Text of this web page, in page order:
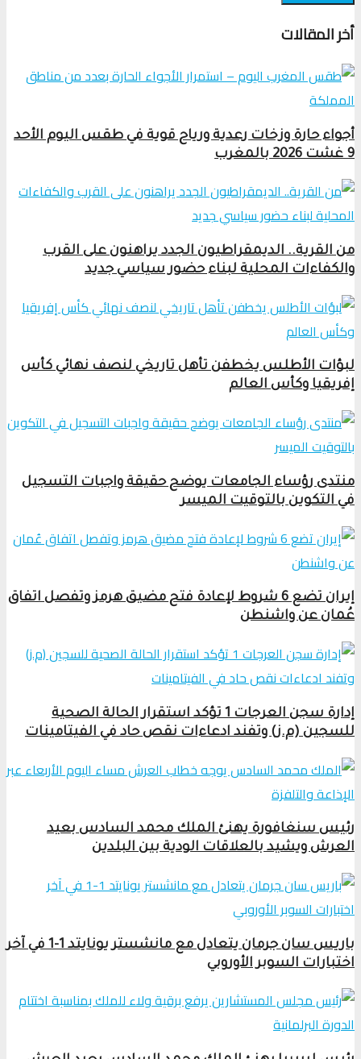
أخر المقالات
أجواء حارة وزخات رعدية ورياح قوية في طقس اليوم الأحد
9 غشت 2026 بالمغرب
من القرية.. الديمقراطيون الجدد يراهنون على القرب
والكفاءات المحلية لبناء حضور سياسي جديد
لبؤات الأطلس يخطفن تأهل تاريخي لنصف نهائي كأس
إفريقيا وكأس العالم
منتدى رؤساء الجامعات يوضح حقيقة واجبات التسجيل
في التكوين بالتوقيت الميسر
إيران تضع 6 شروط لإعادة فتح مضيق هرمز وتفصل اتفاق
عُمان عن واشنطن
إدارة سجن العرجات 1 تؤكد استقرار الحالة الصحية
للسجين (م.ز) وتفند ادعاءات نقص حاد في الفيتامينات
رئيس سنغافورة يهنئ الملك محمد السادس بعيد
العرش ويشيد بالعلاقات الودية بين البلدين
باريس سان جرمان يتعادل مع مانشستر يونايتد 1-1 في آخر
اختبارات السوبر الأوروبي